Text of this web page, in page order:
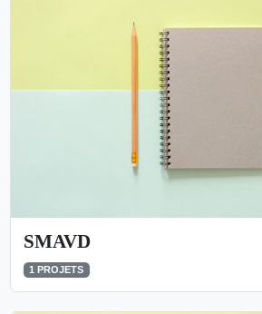
SMAVD
1 PROJETS